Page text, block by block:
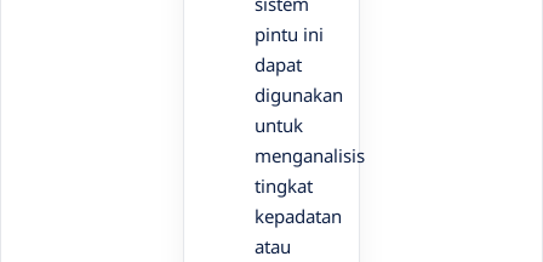
pintu ini
dapat
digunakan
untuk
menganalisis
tingkat
kepadatan
atau